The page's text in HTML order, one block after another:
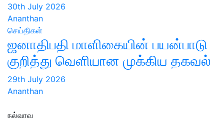
30th July 2026
Ananthan
செய்திகள்
ஜனாதிபதி மாளிகையின் பயன்பாடு
குறித்து வெளியான முக்கிய தகவல்
29th July 2026
Ananthan
நல்வரவு